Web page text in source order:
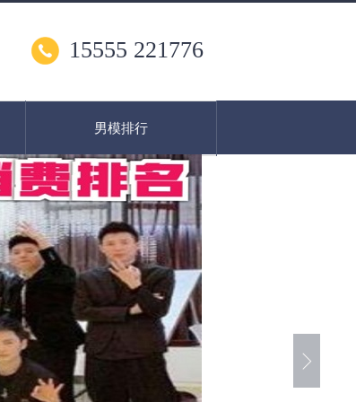
15555 221776
男模排行